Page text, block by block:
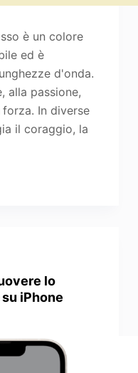
è un colore
ed è
d'onda.
alla passione,
forza. In diverse
il coraggio, la
lo
iPhone